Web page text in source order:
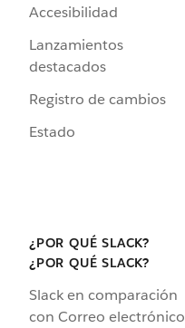
Accesibilidad
Lanzamientos
destacados
Registro de cambios
Estado
¿POR QUÉ SLACK?
¿POR QUÉ SLACK?
Slack en comparación
con Correo electrónico